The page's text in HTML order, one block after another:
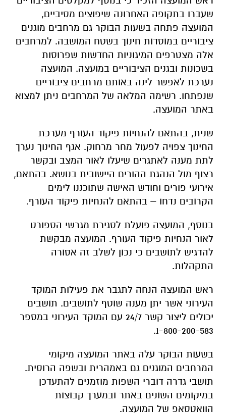
שעברו בתקופה האחרונה שיפוצים מסיביים,
המועצה פתחה בשעות הבוקר גם מרחבים מוגנים
ציבוריים במוסדות חינוך בשטח המושבה. למרחבים
אלה מצטרפים המיגוניות החדשות שפרוסות
בשכונות ובגנים הציבוריים במועצה. המועצה
נערכת לאפשר לינה באותם מרחבים ציבוריים
שנפתחו. רשימה המלאה של המרחבים ניתן למצוא
באתר המועצה.
שנית, בהתאם להנחיות פיקוד העורף מערכת
החינוך צפויה לפעול מחר מרחוק. אגף החינוך נערך
לתת מענה לאתגרים שיעלו לאור המצב ובקשר
רצוף מול הנהגת ההורים היישובית בנושא. בהתאם,
אירועי פורים וחודש האישה שתוכננו לימים
הקרובים נדחו – בהתאם להנחיות פיקוד העורף.
בנוסף, המועצה פועלת לסגירת מגרשי הספורט
לאור הנחיות פיקוד העורף. המועצה מבקשת
להדגיש לתושבים כי נכון לשלב זה אסורה
התקהלות.
ראש המועצה הנחה לתגבר את פעילות המוקד
העירוני אשר יתן מענה שוטף לתושבים. תושבים
יכולים ליצור קשר 24/7 עם המוקד העירוני במספר
1-800-200-583.
בשעות הבוקר עלה באתר המועצה מיקומי
המרחבים המוגנים גם באמהרית ובשפה הרוסית.
תושבי גדרה דוברי השפות מוזמנים להתעדכן
במיקומים השונים באתר ובמערך קבוצות
הוואטסאפ של המועצה.